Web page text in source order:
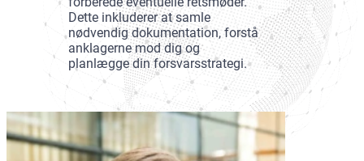
Dette inkluderer at samle
nødvendig dokumentation, forstå
anklagerne mod dig og
planlægge din forsvarsstrategi.